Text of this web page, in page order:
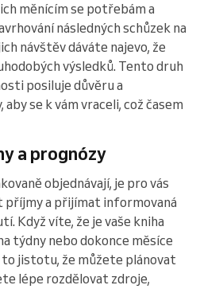
měnícím se potřebám a
následných schůzek na
návštěv dáváte najevo, že
výsledků. Tento druh
posiluje důvěru a
se k vám vraceli, což časem
a prognózy
objednávají, je pro vás
příjmy a přijímat informovaná
Když víte, že je vaše kniha
týdny nebo dokonce měsíce
to jistotu, že můžete plánovat
lépe rozdělovat zdroje,